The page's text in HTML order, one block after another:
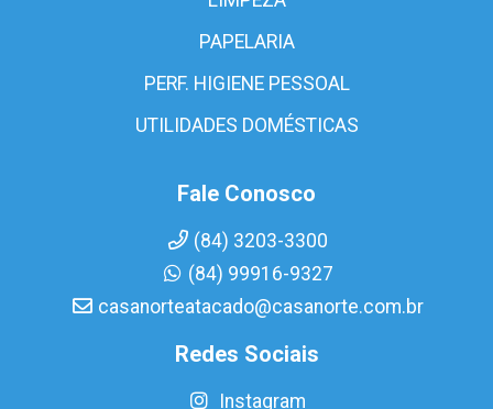
PAPELARIA
PERF. HIGIENE PESSOAL
UTILIDADES DOMÉSTICAS
Fale Conosco
(84) 3203-3300
(84) 99916-9327
casanorteatacado@casanorte.com.br
Redes Sociais
Instagram